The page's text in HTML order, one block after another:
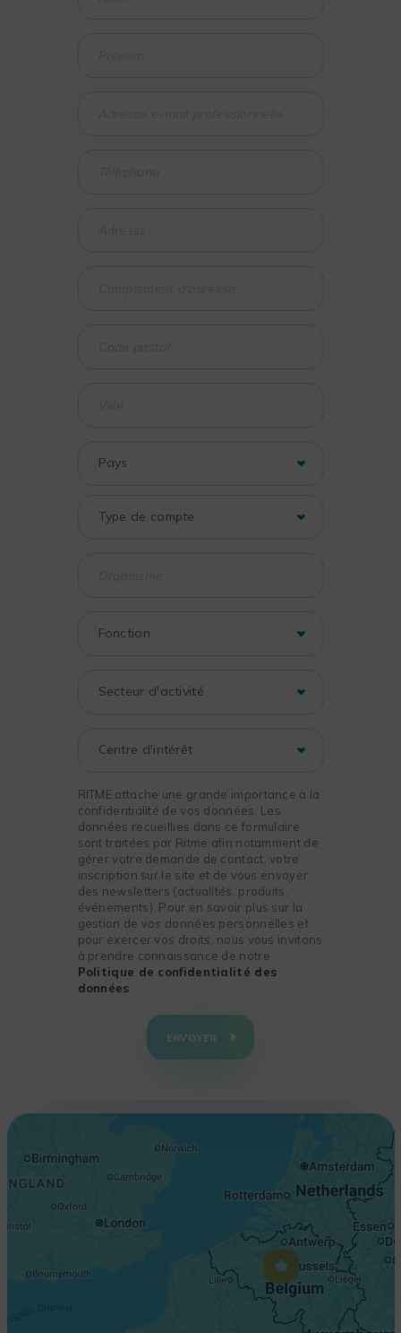
RITME attache une grande importance à la
confidentialité de vos données. Les
données recueillies dans ce formulaire
sont traitées par Ritme afin notamment de
gérer votre demande de contact, votre
inscription sur le site et de vous envoyer
des newsletters (actualités, produits,
événements). Pour en savoir plus sur la
gestion de vos données personnelles et
pour exercer vos droits, nous vous invitons
à prendre connaissance de notre
Politique de confidentialité des
données
ENVOYER